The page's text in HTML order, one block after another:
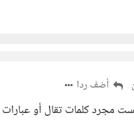
أضف ردا
مجرد كلمات تقال أو